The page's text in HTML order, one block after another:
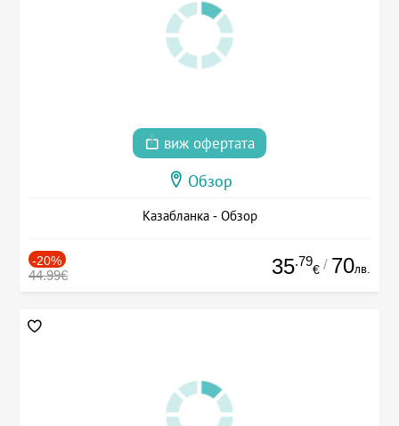
виж офертата
Обзор
Казабланка - Обзор
-20%
44.99€ 35.79
€ / 70лв.